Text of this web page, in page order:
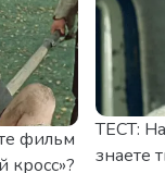
фильм
кросс»?
ТЕСТ:
знаете